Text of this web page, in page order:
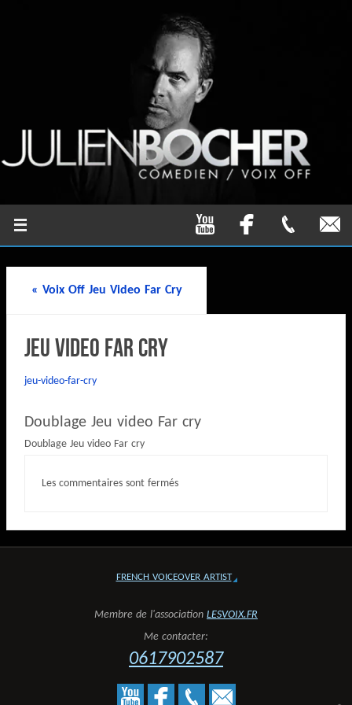
« Voix Off Jeu Video Far Cry
Jeu Video Far Cry
jeu-video-far-cry
Doublage Jeu video Far cry
Doublage Jeu video Far cry
Les commentaires sont fermés
FRENCH VOICEOVER ARTIST
Membre de l'association LESVOIX.FR
Me contacter:
0617902587